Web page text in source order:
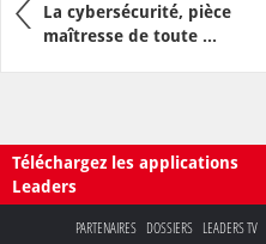
La cybersécurité, pièce
maîtresse de toute ...
Téléchargez les applications
Leaders
PARTENAIRES DOSSIERS LEADERS TV